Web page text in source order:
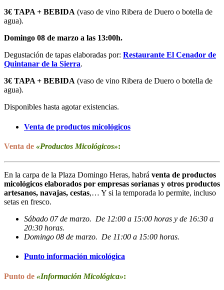
3€ TAPA + BEBIDA (vaso de vino Ribera de Duero o botella de
agua).
Domingo 08 de marzo a las 13:00h.
Degustación de tapas elaboradas por: Restaurante El Cenador de
Quintanar de la Sierra.
3€ TAPA + BEBIDA (vaso de vino Ribera de Duero o botella de
agua).
Disponibles hasta agotar existencias.
Venta de productos micológicos
Venta de «Productos Micológicos»:
En la carpa de la Plaza Domingo Heras, habrá venta de productos
micológicos elaborados por empresas sorianas y otros productos
artesanos, navajas, cestas,… Y si la temporada lo permite, incluso
setas en fresco.
Sábado 07 de marzo. De 12:00 a 15:00 horas y de 16:30 a
20:30 horas.
Domingo 08 de marzo. De 11:00 a 15:00 horas.
Punto información micológica
Punto de «Información Micológica»: